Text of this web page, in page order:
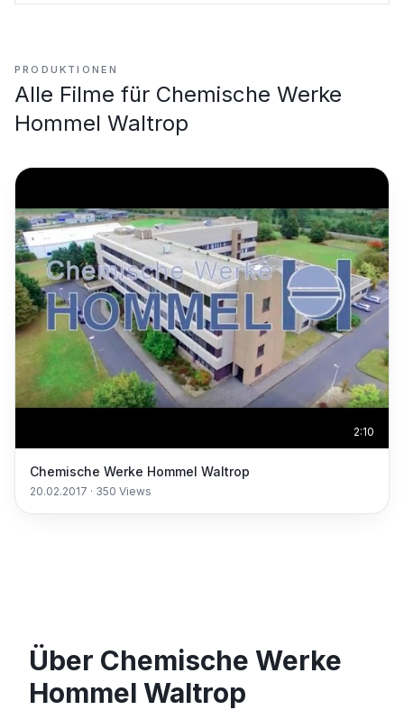
PRODUKTIONEN
Alle Filme für Chemische Werke
Hommel Waltrop
2:10
Chemische Werke Hommel Waltrop
20.02.2017 · 350 Views
Über Chemische Werke
Hommel Waltrop